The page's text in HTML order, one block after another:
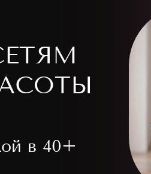
в 40+